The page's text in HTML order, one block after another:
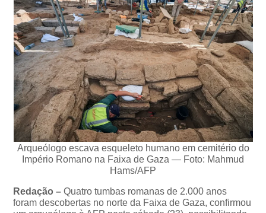
Arqueólogo escava esqueleto humano em cemitério do
Império Romano na Faixa de Gaza — Foto: Mahmud
Hams/AFP
Redação –Quatro tumbas romanas de 2.000 anos
foram descobertas no norte da Faixa de Gaza, confirmou